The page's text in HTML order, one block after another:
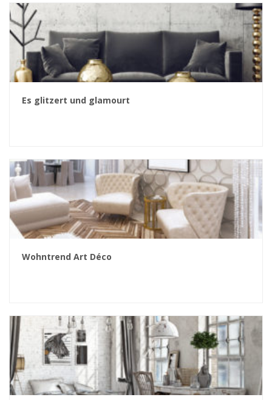
Es glitzert und glamourt
Wohntrend Art Déco